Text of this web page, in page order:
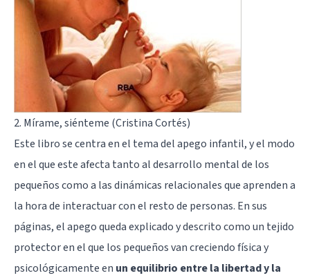
2. Mírame, siénteme (Cristina Cortés)
Este libro se centra en el tema del apego infantil, y el modo
en el que este afecta tanto al desarrollo mental de los
pequeños como a las dinámicas relacionales que aprenden a
la hora de interactuar con el resto de personas. En sus
páginas, el apego queda explicado y descrito como un tejido
protector en el que los pequeños van creciendo física y
psicológicamente en un equilibrio entre la libertad y la